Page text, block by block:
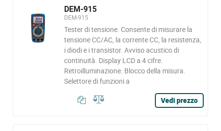
DEM-915
DEM-915
Tester di tensione. Consente di misurare la
tensione CC/AC, la corrente CC, la resistenza,
i diodi e i transistor. Avviso acustico di
continuità. Display LCD a 4 cifre.
Retroilluminazione. Blocco della misura.
Selettore di funzioni a
Vedi prezzo